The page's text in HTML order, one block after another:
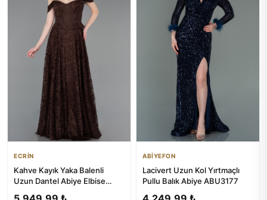
ECRİN
Kahve Kayık Yaka Balenli
Uzun Dantel Abiye Elbise
ABİYEFON
Lacivert Uzun Kol Yırtmaçlı
Pullu Balık Abiye ABU3177